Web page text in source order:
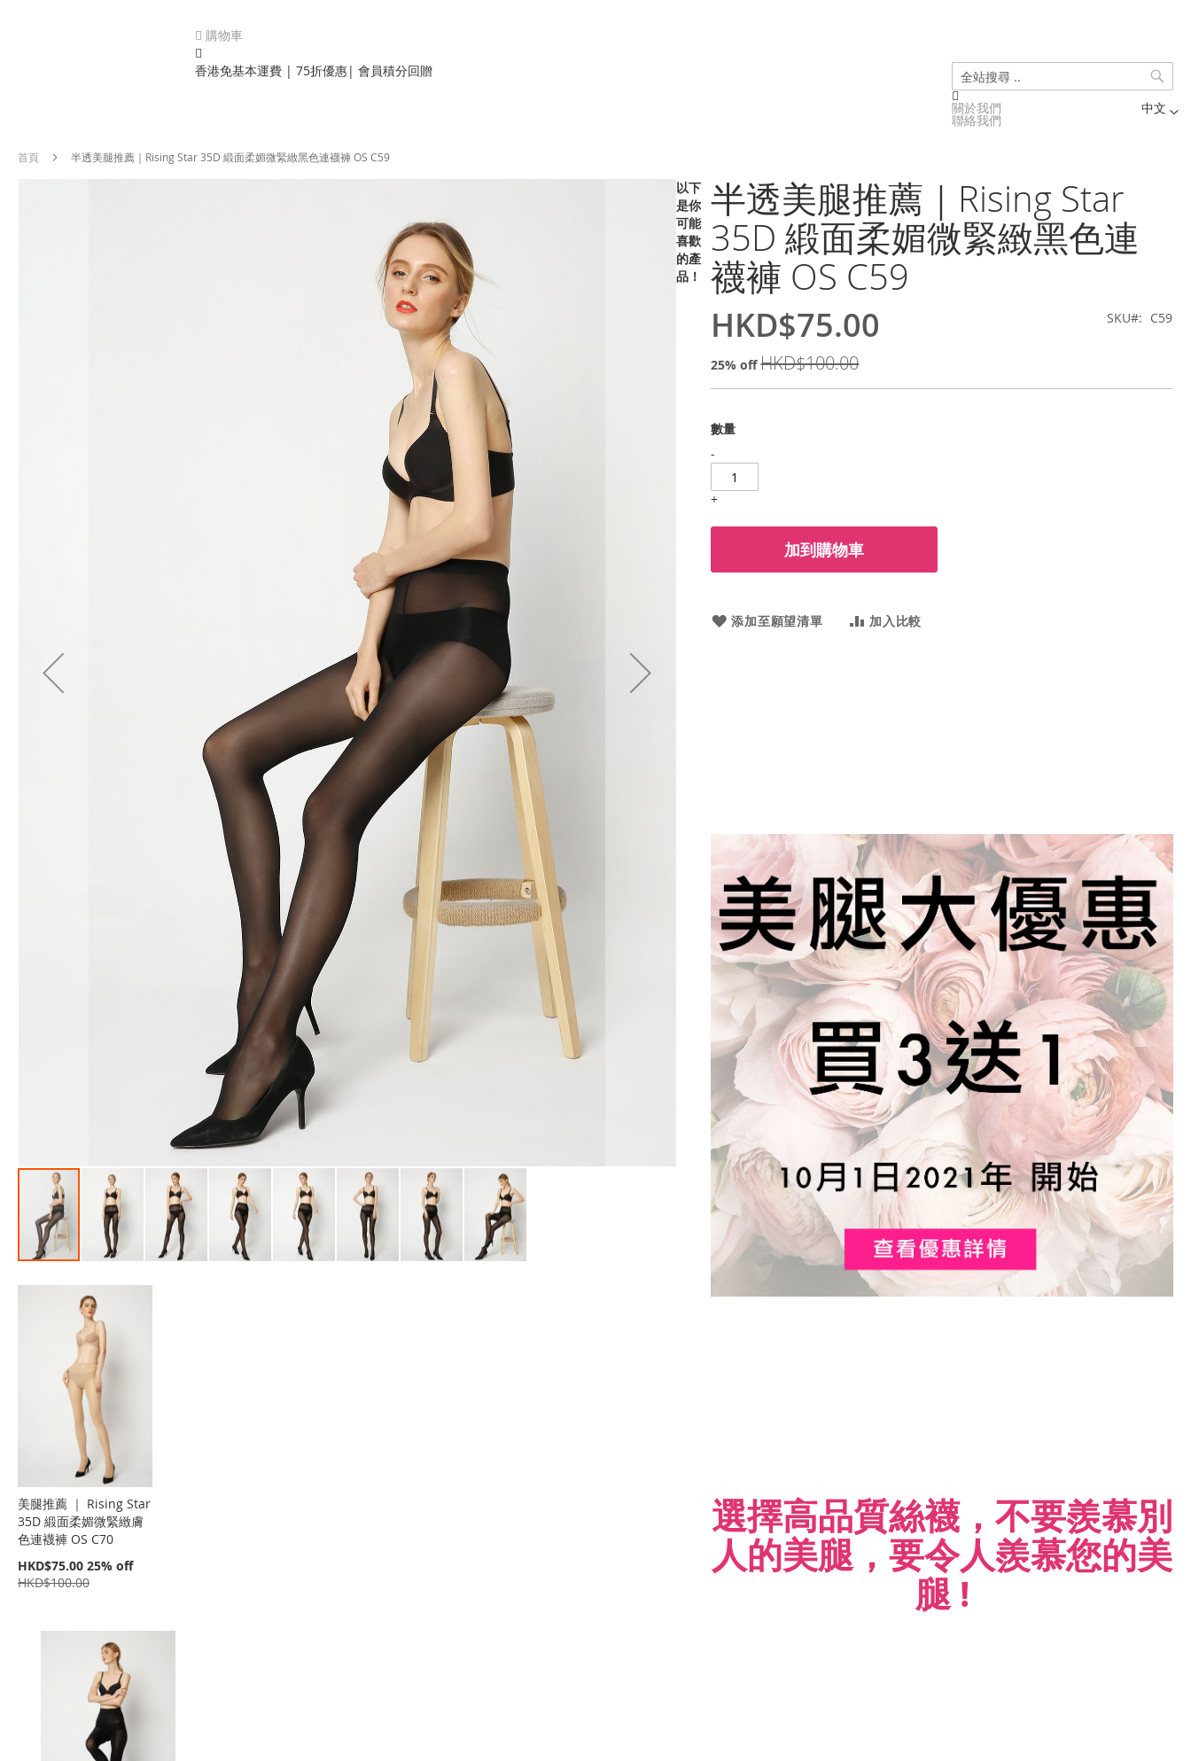
購物車
搜
尋
中文
關於我們
聯絡我們
香港免基本運費 | 75折優惠| 會員積分回贈
首頁 半透美腿推薦｜Rising Star 35D 緞面柔媚微緊緻黑色連襪褲 OS C59
半透美腿推薦｜Rising Star
35D 緞面柔媚微緊緻黑色連
襪褲 OS C59
特
HKD$75.00
25% offHKD$100.00
SKU C59
數量
-
+
加到購物車
添加至願望清單 加入比較
選擇高品質絲襪，不要羨慕別
人的美腿，要令人羨慕您的美
腿 !
to
以下
是你
可能
喜歡
的產
品！
美腿推薦 ｜ Rising Star
35D 緞面柔媚微緊緻膚
色連襪褲 OS C70
特
價
HKD$75.00 25% off
HKD$100.00